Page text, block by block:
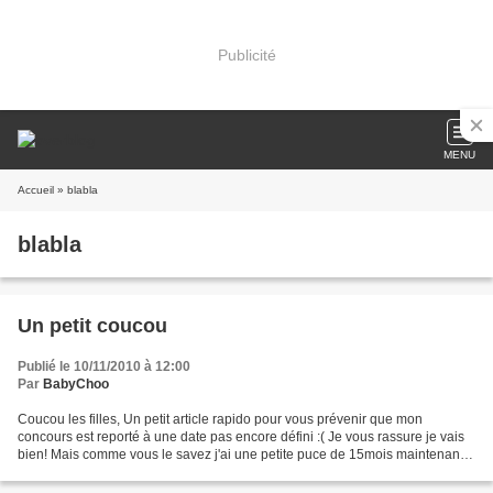
Publicité
MENU
Accueil » blabla
blabla
Un petit coucou
Publié le 10/11/2010 à 12:00
Par BabyChoo
Coucou les filles, Un petit article rapido pour vous prévenir que mon
concours est reporté à une date pas encore défini :( Je vous rassure je vais
bien! Mais comme vous le savez j'ai une petite puce de 15mois maintenant